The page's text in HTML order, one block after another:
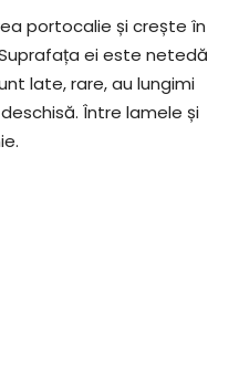
portocalie și crește în
ei este netedă
late, rare, au lungimi
Între lamele și